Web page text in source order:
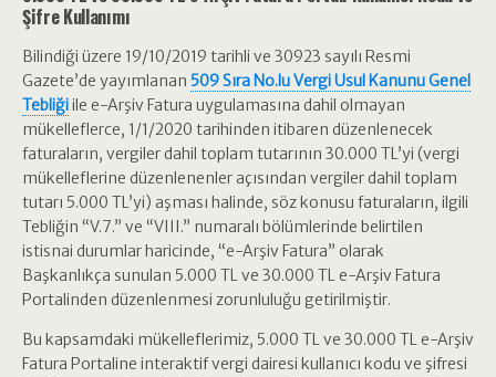
Şifre Kullanımı
Bilindiği üzere 19/10/2019 tarihli ve 30923 sayılı Resmi
Gazete’de yayımlanan 509 Sıra No.lu Vergi Usul Kanunu Genel
Tebliğiile e-Arşiv Fatura uygulamasına dahil olmayan
mükelleflerce, 1/1/2020 tarihinden itibaren düzenlenecek
faturaların, vergiler dahil toplam tutarının 30.000 TL’yi (vergi
mükelleflerine düzenlenenler açısından vergiler dahil toplam
tutarı 5.000 TL’yi) aşması halinde, söz konusu faturaların, ilgili
Tebliğin “V.7.” ve “VIII.” numaralı bölümlerinde belirtilen
istisnai durumlar haricinde, “e-Arşiv Fatura” olarak
Başkanlıkça sunulan 5.000 TL ve 30.000 TL e-Arşiv Fatura
Portalinden düzenlenmesi zorunluluğu getirilmiştir.
Bu kapsamdaki mükelleflerimiz, 5.000 TL ve 30.000 TL e-Arşiv
Fatura Portaline interaktif vergi dairesi kullanıcı kodu ve şifresi